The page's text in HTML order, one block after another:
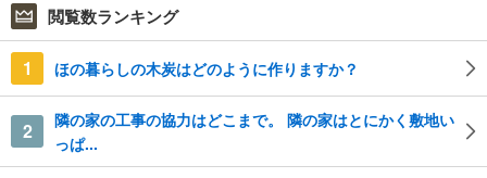
閲覧数ランキング
1 ほの暮らしの木炭はどのように作りますか？
2
隣の家の工事の協力はどこまで。 隣の家はとにかく敷地い
っぱ...